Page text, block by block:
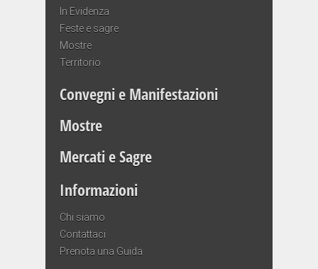
In Evidenza
Feste e sagre
Mostre
Territorio
Convegni e Manifestazioni
Mostre
Mercati e Sagre
Informazioni
Chi siamo
Contattaci
Prenota una Guida